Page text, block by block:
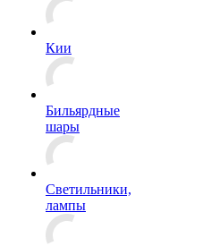
Кии
Бильярдные
шары
Светильники,
лампы